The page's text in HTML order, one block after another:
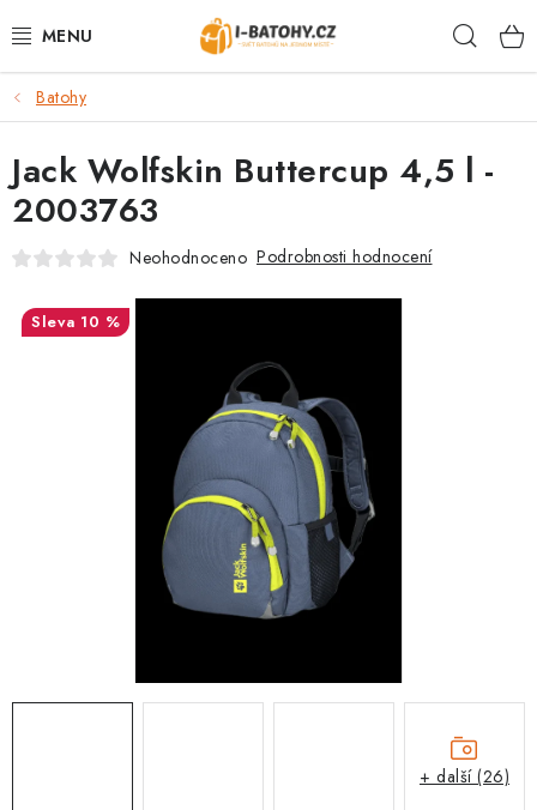
na
VÝPRODEJ %
BATOHY
TAŠKY, KABELKY
DOPLŇKY A PŘÍSLUŠENSTVÍ
O nás
Blog
Batohy
Jack Wolfskin Buttercup 4,5 l -
2003763
Neohodnoceno Podrobnosti hodnocení
10 %
+ další (26)